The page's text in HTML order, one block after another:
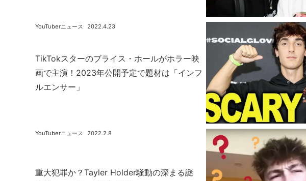
TikTokスターのブライス・ホールがホラー映
画で主演！2023年公開予定で題材は「インフ
ルエンサー」
2022.4.23
YouTuberニュース
重大犯罪か？Tayler Holder騒動の深まる謎
2022.2.8
YouTuberニュース